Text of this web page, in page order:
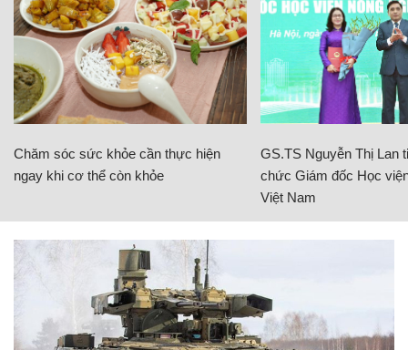
Chăm sóc sức khỏe cần thực hiện
ngay khi cơ thể còn khỏe
GS.TS Nguyễn Thị Lan
chức Giám đốc Học
Việt Nam